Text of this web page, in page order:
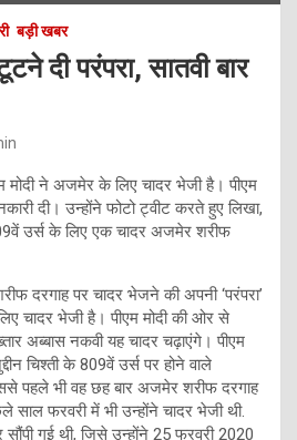
बड़ी खबर
दी परंपरा, सातवी बार
मोदी ने अजमेर के लिए चादर भेजी है। पीएम
दी। उन्होंने फोटो ट्वीट करते हुए लिखा,
उर्स के लिए एक चादर अजमेर शरीफ
दरगाह पर चादर भेजने की अपनी ‘परंपरा’
चादर भेजी है। पीएम मोदी की ओर से
अब्बास नकवी यह चादर चढ़ाएंगे। पीएम
चिश्ती के 809वें उर्स पर होने वाले
पहले भी वह छह बार अजमेर शरीफ दरगाह
फरवरी में भी उन्होंने चादर भेजी थी.
सौंपी गई थी, जिसे उन्होंने 25 फरवरी 2020